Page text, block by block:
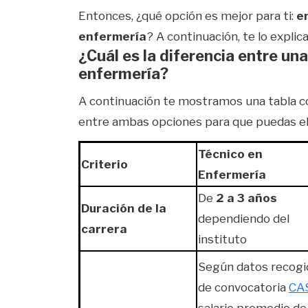
Entonces, ¿qué opción es mejor para ti:
enfermería? A continuación, te lo
¿Cuál es la diferencia entre
enfermería?
A continuación te mostramos una tabla
entre ambas opciones para que puedas
Criterio
Técnico en
Enfermería
Duración de la
carrera
De 2 a 3 años
dependiendo del
instituto
Según datos
de convocatoria